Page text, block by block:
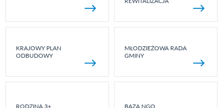
KRAJOWY PLAN
ODBUDOWY
MŁODZIEŻOWA RADA
GMINY
RODZINA 3+ BAZA NGO